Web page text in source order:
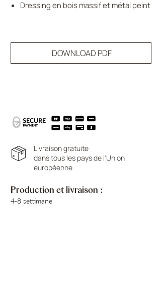
Dressing en bois massif et métal peint
DOWNLOAD PDF
Livraison gratuite
dans tous les pays de l'Union
européenne
Production et livraison :
4-8 settimane